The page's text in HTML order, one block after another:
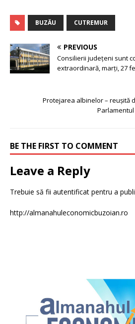
BUZĂU CUTREMUR
PREVIOUS
Consilierii județeni sunt
extraordinară, marți, 27
Protejarea albinelor – reușită
BE THE FIRST TO COMMENT
Leave a Reply
Trebuie să fii autentificat pentru a
http://almanahuleconomicbuzoian.ro